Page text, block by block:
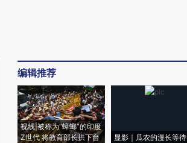
编辑推荐
视线|被称为“蟑螂”的印度
Z世代 将教育部长拱下台
显影｜瓜农的漫长等待